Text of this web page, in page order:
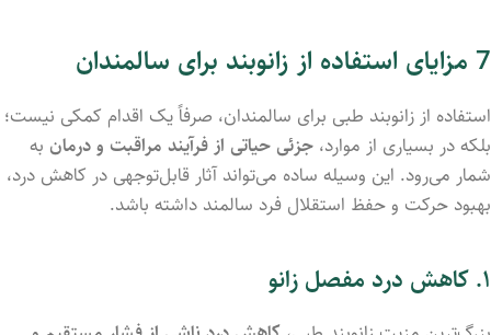
7 مزایای استفاده از زانوبند برای سالمندان
استفاده از زانوبند طبی برای سالمندان، صرفاًیک اقدام کمکی نیست؛
بلکهدر بسیاری از موارد، جزئی حیاتی از فرآیند مراقبت ودرمان به
شمار می‌رود. این وسیله ساده می‌تواند آثار قابل‌توجهی در کاهش درد،
بهبود حرکت و حفظ استقلال فرد سالمند داشته باشد.
۱. کاهش درد مفصل زانو